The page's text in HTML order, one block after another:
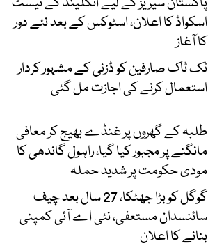
اسکواڈ کا اعلان، اسٹوکس کے بعد نئے دور
کا آغاز
ٹک ٹاک صارفین کو ڈزنی کے مشہور کردار
استعمال کرنے کی اجازت مل گئی
طلبہ کے گھروں پر غنڈے بھیج کر معافی
مانگنے پر مجبور کیا گیا، راہول گاندھی کا
مودی حکومت پر شدید حملہ
گوگل کو بڑا جھٹکا، 27 سال بعد چیف
سائنسدان مستعفی، نئی اے آئی کمپنی
بنانے کا اعلان